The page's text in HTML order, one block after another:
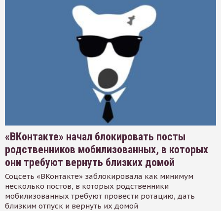
«ВКонтакте» начал блокировать посты
родственников мобилизованных, в которых
они требуют вернуть близких домой
Соцсеть «ВКонтакте» заблокировала как минимум
несколько постов, в которых родственники
мобилизованных требуют провести ротацию, дать
близким отпуск и вернуть их домой